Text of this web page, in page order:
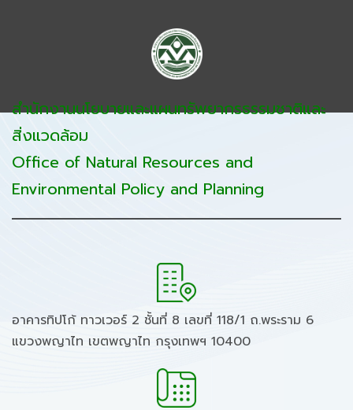
สำนักงานนโยบายและแผนทรัพยากรธรรมชาติและ
สิ่งแวดล้อม
Office of Natural Resources and
Environmental Policy and Planning
อาคารทิปโก้ ทาวเวอร์ 2 ชั้นที่ 8 เลขที่ 118/1 ถ.พระราม 6
แขวงพญาไท เขตพญาไท กรุงเทพฯ 10400